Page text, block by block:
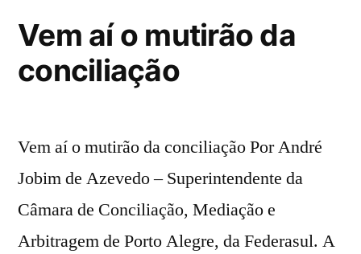
Vem aí o mutirão da
conciliação
Vem aí o mutirão da conciliação Por André
Jobim de Azevedo – Superintendente da
Câmara de Conciliação, Mediação e
Arbitragem de Porto Alegre, da Federasul. A